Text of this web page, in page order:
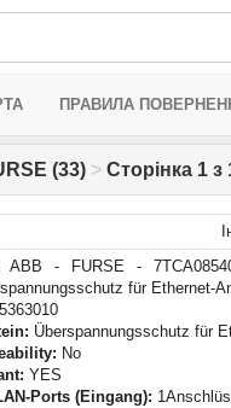
ПРАВИЛА
(33) > Сторінка 1 з
ABB - FURSE -
für Ethernet-
Überspannungsschutz für
No
YES
Ports (Eingang):